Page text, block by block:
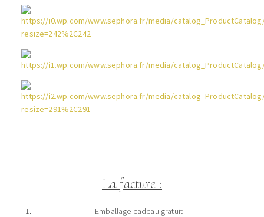
La facture :
Emballage cadeau gratuit